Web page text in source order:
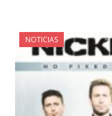
NOTICIAS